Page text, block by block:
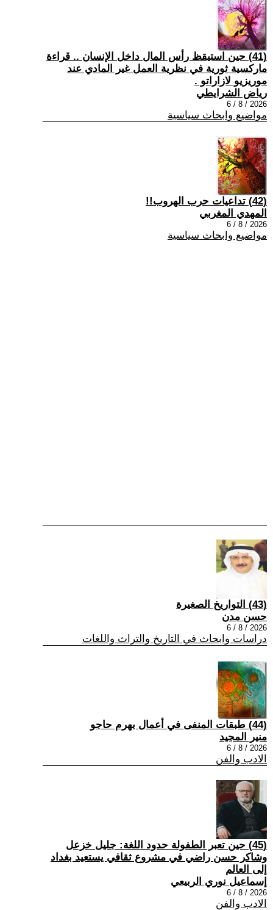
(41) حين استيقظ رأس المال داخل الإنسان .. قراءة
ماركسية ثورية في نظرية العمل غير المادي عند
موريزيو لازاراتو .
رياض الشرايطي
2026 / 8 / 6
مواضيع وابحاث سياسية
(42) تداعيات حرب الهروب!!
المهدي المغربي
2026 / 8 / 6
مواضيع وابحاث سياسية
(43) التواريخ الصغيرة
حسن مدن
2026 / 8 / 6
دراسات وابحاث في التاريخ والتراث واللغات
(44) طبقات المنفى في أعمال بهرم حاجو
منير المجيد
2026 / 8 / 6
الادب والفن
(45) حين تعبر الطفولة حدود اللغة: جليل خزعل
وشاكر حسن راضي في مشروع ثقافي يستعيد بغداد
إلى العالم
إسماعيل نوري الربيعي
2026 / 8 / 6
الادب والفن